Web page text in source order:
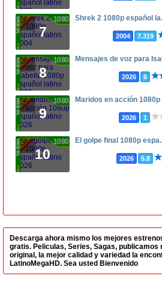
7
1080p Shrek 2 1080p español
2004 7.319
8
1080p Mensajes de voz para
2026 6
9
1080p Maridos en acción 1080p
2026 1
10
1080p El golpe final 1080p
2026 5.8
Descarga ahora mismo los mejores
gratis. Peliculas, Series, Sagas,
original, la mejor calidad y variedad la
LatinoMegaHD. Sea usted Bienvenido